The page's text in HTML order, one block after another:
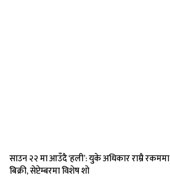
साउन २२ मा आउँदै ‘हली’: युके अधिकार राम्रै रकममा
बिक्री, सेप्टेम्बरमा विशेष शो